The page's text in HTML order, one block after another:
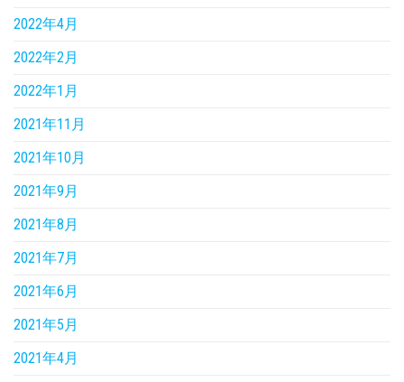
2022年4月
2022年2月
2022年1月
2021年11月
2021年10月
2021年9月
2021年8月
2021年7月
2021年6月
2021年5月
2021年4月